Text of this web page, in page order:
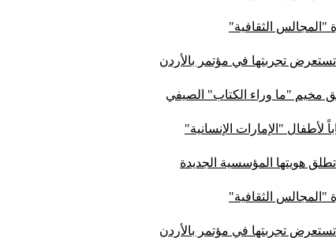
"المجالس الثقافية"
تجربتها في مؤتمر بالأردن
مخيم "ما وراء الكتاب" الصيفي
هويتها المؤسسية الجديدة
"المجالس الثقافية"
تجربتها في مؤتمر بالأردن